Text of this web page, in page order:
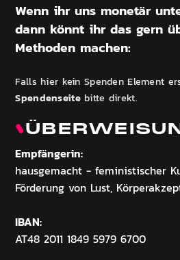
Wenn ihr uns monetär
dann könnt ihr das gern
Methoden machen:
Falls hier kein Spenden Element
Spendenseitebitte direkt.
Empfängerin:
hausgemacht - feministischer
Förderung von Lust,
IBAN:
AT48 2011 1849 5979 6700